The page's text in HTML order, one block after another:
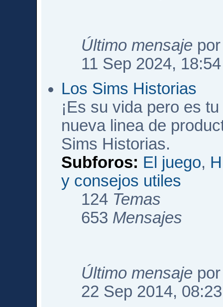
Último mensaje
11 Sep 2024, 18:54
Los Sims Historias
¡Es su vida pero es
nueva linea de
Sims Historias.
Subforos: El juego,
y consejos utiles
124 Temas
653 Mensajes
Último mensaje
22 Sep 2014, 08:23